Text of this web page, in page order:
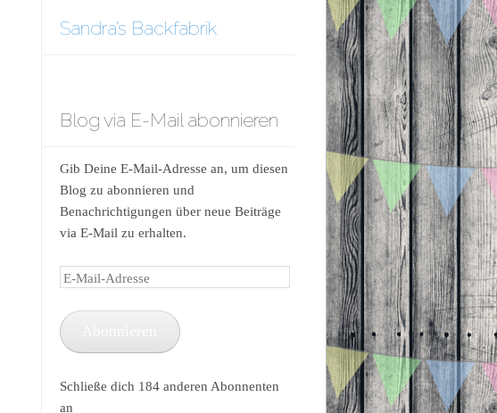
Sandra’s Backfabrik
Blog via E-Mail abonnieren
Gib Deine E-Mail-Adresse an, um diesen
Blog zu abonnieren und
Benachrichtigungen über neue Beiträge
via E-Mail zu erhalten.
E-
Adresse
Schließe dich 184 anderen Abonnenten
an